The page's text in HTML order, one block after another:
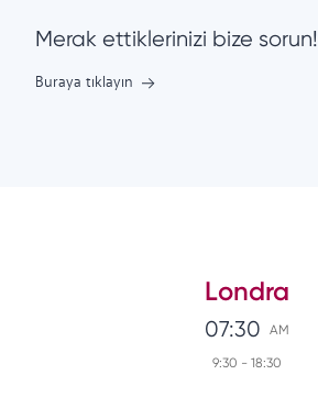
Merak ettiklerinizi bize sorun!
Buraya tıklayın
Londra
07:30 AM
9:30 - 18:30